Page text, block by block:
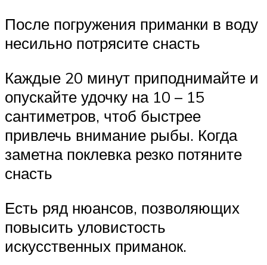
После погружения приманки в воду
несильно потрясите снасть
Каждые 20 минут приподнимайте и
опускайте удочку на 10 – 15
сантиметров, чтоб быстрее
привлечь внимание рыбы. Когда
заметна поклевка резко потяните
снасть
Есть ряд нюансов, позволяющих
повысить уловистость
искусственных приманок.